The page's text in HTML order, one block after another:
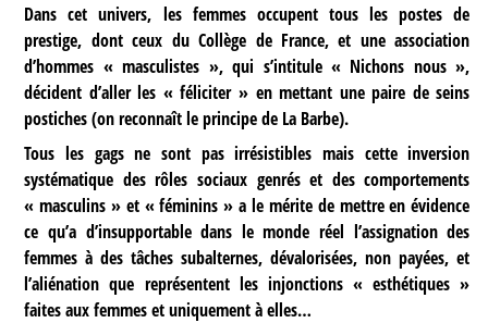
Dans cet univers, les femmes occupent tous les postes de
prestige, dont ceux du Collège de France, et une association
d’hommes « masculistes », qui s’intitule « Nichons nous »,
décident d’aller les « féliciter » en mettant une paire de seins
postiches (on reconnaît le principe de La Barbe).
Tous les gags ne sont pas irrésistibles mais cette inversion
systématique des rôles sociaux genrés et des comportements
« masculins » et « féminins » a le mérite de mettre en évidence
ce qu’a d’insupportable dans le monde réel l’assignation des
femmes à des tâches subalternes, dévalorisées, non payées, et
l’aliénation que représentent les injonctions « esthétiques »
faites aux femmes et uniquement à elles…